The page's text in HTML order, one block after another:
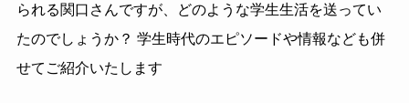
られる関口さんですが、どのような学生生活を送ってい
たのでしょうか？ 学生時代のエピソードや情報なども併
せてご紹介いたします